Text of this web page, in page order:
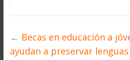
← Becas en educación a
ayudan a preservar